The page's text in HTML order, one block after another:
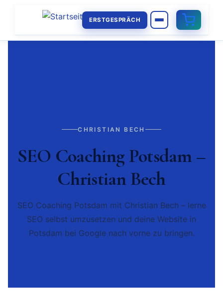
ERSTGESPRÄCH
CHRISTIAN BECH
SEO Coaching Potsdam –
Christian Bech
SEO Coaching Potsdam mit Christian Bech – lerne
SEO selbst umzusetzen und deine Website in
Potsdam bei Google nach vorne zu bringen.